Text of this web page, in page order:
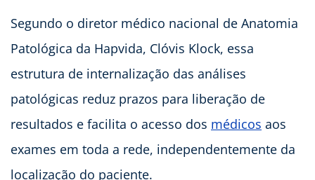
Segundo o diretor médico nacional de Anatomia
Patológica da Hapvida, Clóvis Klock, essa
estrutura de internalização das análises
patológicas reduz prazos para liberação de
resultados e facilita o acesso dos médicos aos
exames em toda a rede, independentemente da
localização do paciente.